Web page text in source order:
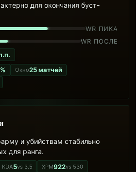
для окончания буст-
WR ПИКА
WR ПОСЛЕ
Окно25 матчей
и убийствам стабильно
для ранга.
KDA5vs 3.5 XPM922vs 530